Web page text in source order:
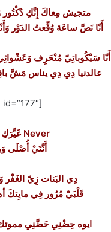
متجيش مِعاكَ إِنَّكِ دُكْتُور
أَنّا نَصَّ ساعَة وُقِّعتُ الدَوْر
أَنّا سَيْكُوباتِيّ مُنْحَرِف
عالدنيا دِي دِي يناس مَشَّ
[the_ad id=”177″]
Never غَيَّرَكِ love you
أَنَّتَيْ أُصْلَى
دِي البَنات زِيّ الغَفْر
قَلْبَيْ مُرُور فِي
ايوه حِضْنِي حَضَّنِي